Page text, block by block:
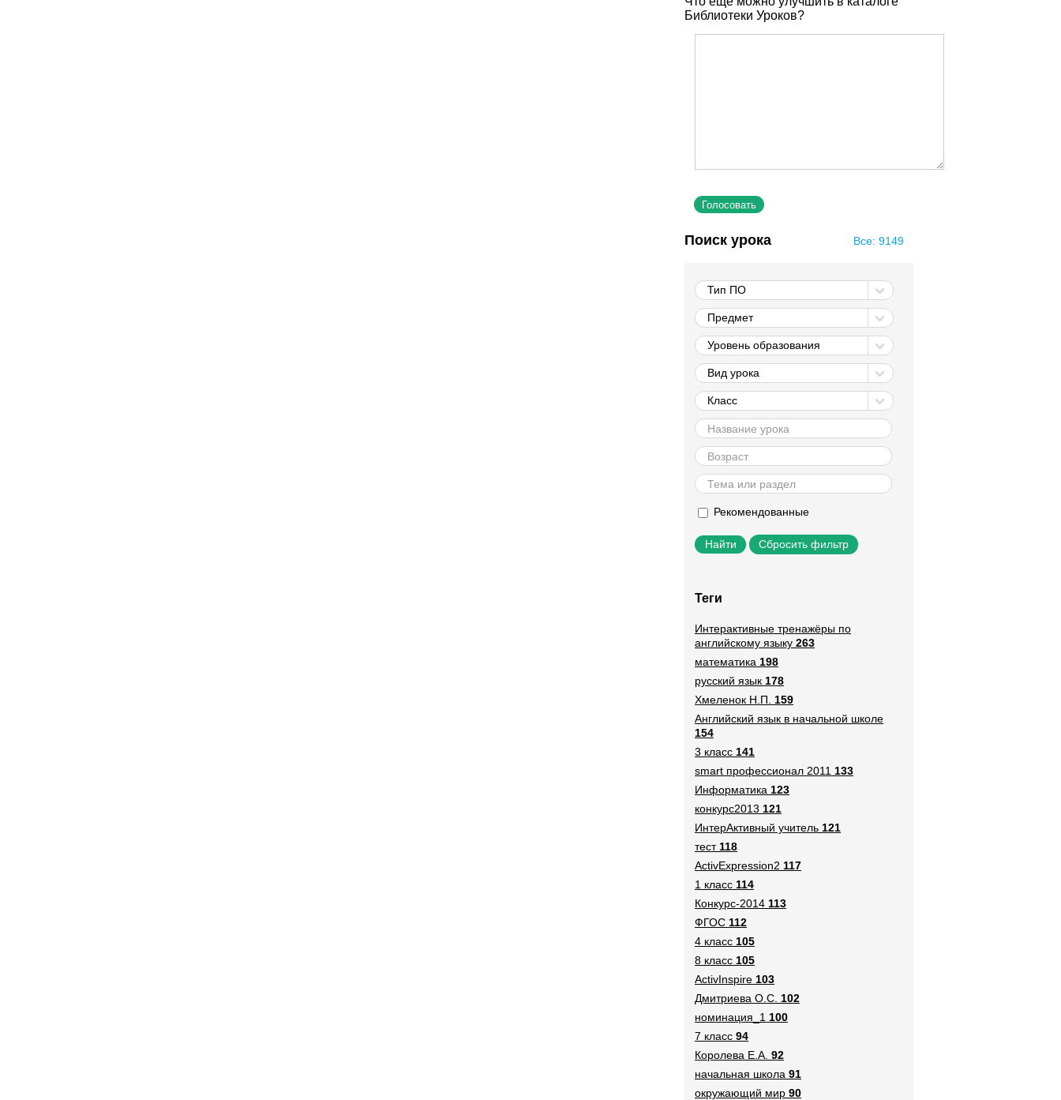
Библиотеки Уроков?
Все: 9149
Поиск урока
Тип ПО
Предмет
Уровень образования
Вид урока
Класс
Рекомендованные
Сбросить фильтр
Теги
Интерактивные тренажёры по
английскому языку 263
математика 198
русский язык 178
Хмеленок Н.П.
159
Английский язык в начальной школе
154
3 класс 141
smart профессионал 2011 133
Информатика 123
конкурс2013 121
ИнтерАктивный учитель 121
тест118
ActivExpression2 117
1 класс 114
Конкурс-2014 113
ФГОС 112
4 класс 105
8 класс 105
ActivInspire 103
Дмитриева О.С. 102
номинация_1 100
7 класс 94
Королева Е.А. 92
начальная школа 91
окружающий мир 90